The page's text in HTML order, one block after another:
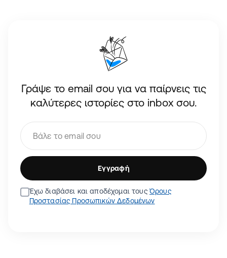
Γράψε το email σου για να παίρνεις τις
καλύτερες ιστορίες στο inbox σου.
Εγγραφή
Έχω διαβάσει και αποδέχομαι τουςΌρους
Προστασίας Προσωπικών Δεδομένων